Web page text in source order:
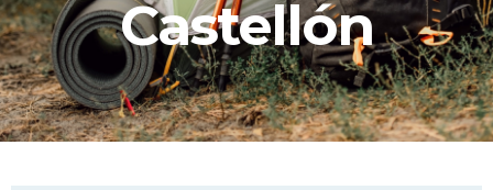
Castellón